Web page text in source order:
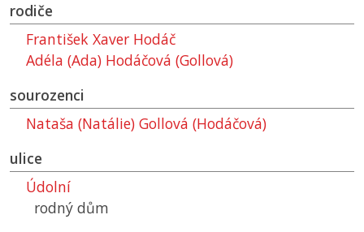
rodiče
František Xaver Hodáč
Adéla (Ada) Hodáčová (Gollová)
sourozenci
Nataša (Natálie) Gollová (Hodáčová)
ulice
Údolní
rodný dům